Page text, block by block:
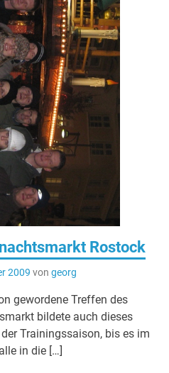
Rostock
2009 von georg
gewordene Treffen des
bildete auch dieses
Trainingssaison, bis es im
in die […]